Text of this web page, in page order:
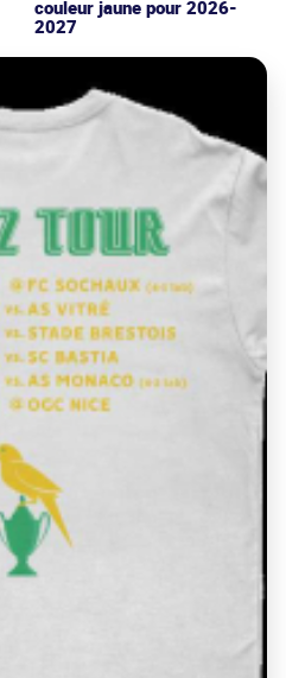
couleur jaune pour 2026-
2027